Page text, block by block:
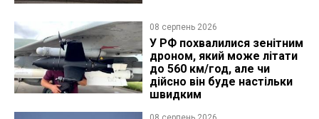
08 серпень 2026
У РФ похвалилися зенітним
дроном, який може літати
до 560 км/год, але чи
дійсно він буде настільки
швидким